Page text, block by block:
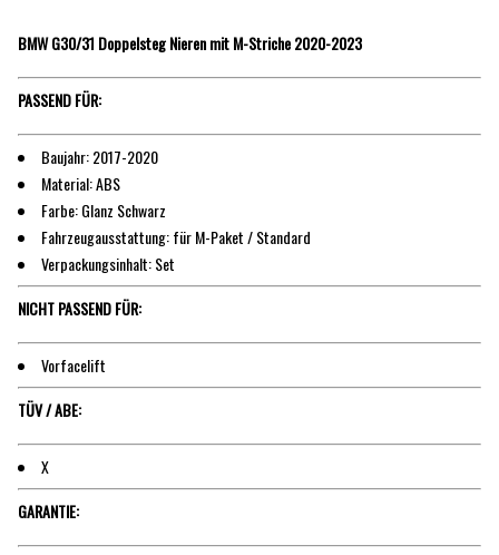
BMW G30/31 Doppelsteg Nieren mit M-Striche 2020-2023
PASSEND FÜR:
Baujahr: 2017-2020
Material: ABS
Farbe: Glanz Schwarz
Fahrzeugausstattung: für M-Paket / Standard
Verpackungsinhalt: Set
NICHT PASSEND FÜR:
Vorfacelift
TÜV / ABE:
X
GARANTIE: